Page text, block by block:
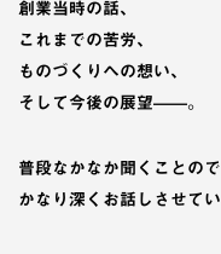
創業当時の話、
これまでの苦労、
ものづくりへの想い、
そして今後の展望——。
普段なかなか聞くことの
かなり深くお話しさせて